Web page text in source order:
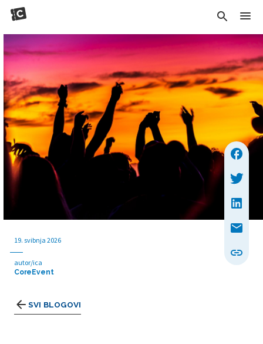
SVI BLOGOVI
19. svibnja 2026
autor/ica
CoreEvent